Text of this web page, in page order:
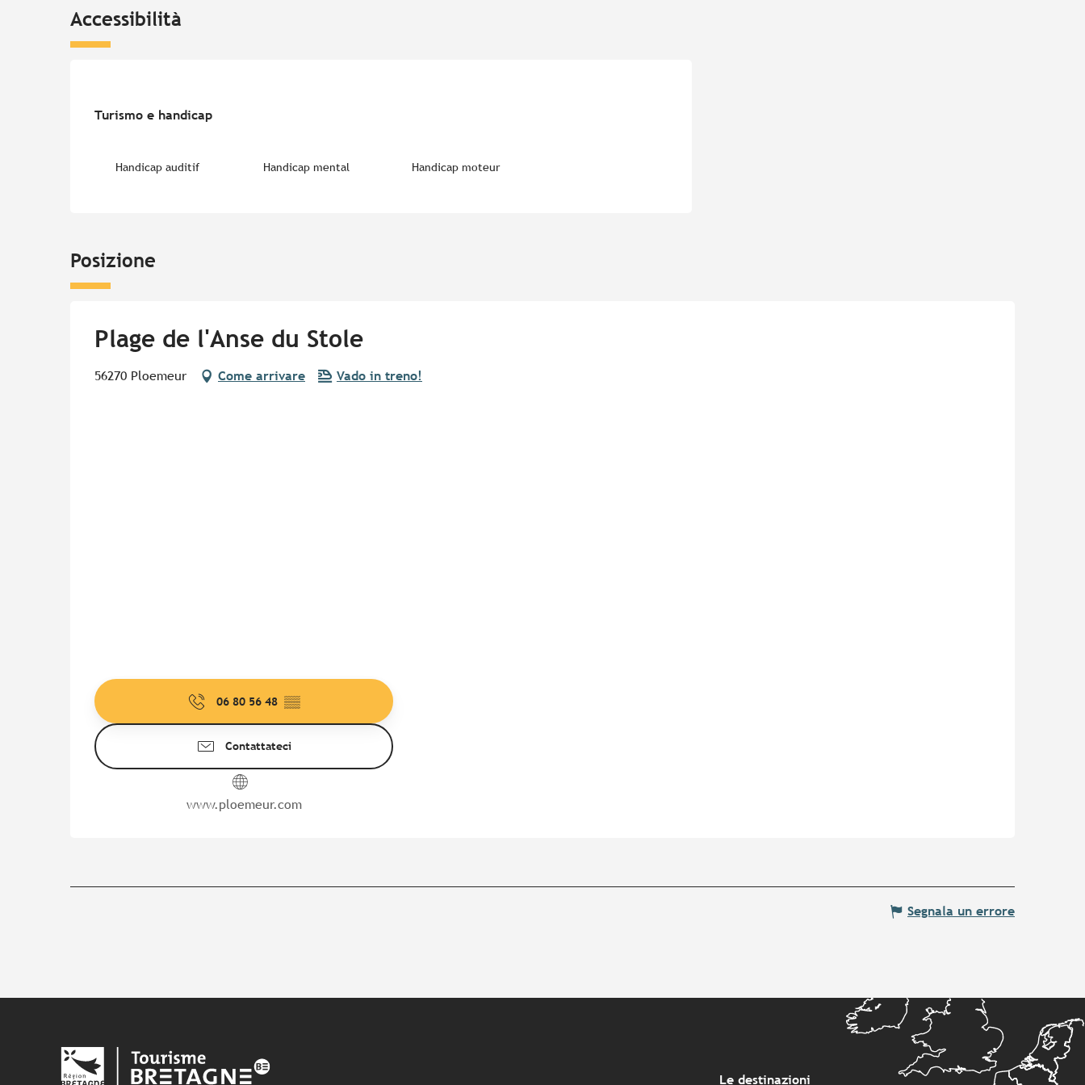
Accessibilità
Turismo e handicap
Turismo e handicap
Handicap auditif Handicap mental Handicap moteur
Posizione
Plage de l'Anse du Stole
56270 Ploemeur Come arrivare Vado in treno!
06 80 56 48 ▒▒
Contattateci
www.ploemeur.com
Segnala un errore
Le destinazioni